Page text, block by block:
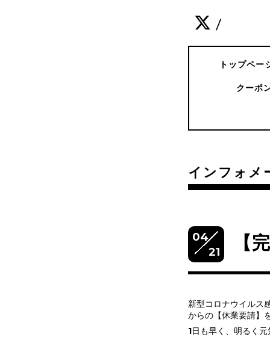
/
トップペー
クーポ
インフォメ
04
21
【
新型コロナウイルス
からの【休業要請】
1日も早く、明るく